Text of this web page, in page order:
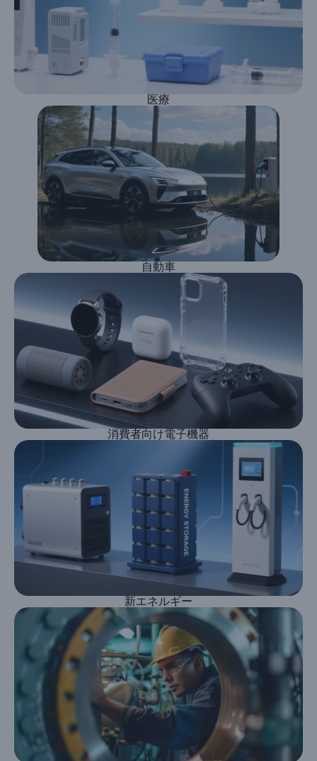
医療
自動車
消費者向け電子機器
新エネルギー